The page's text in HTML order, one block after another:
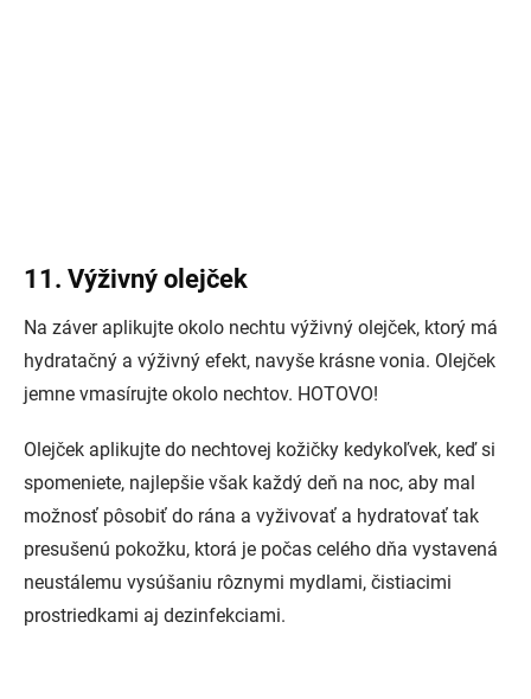
11. Výživný olejček
Na záver aplikujte okolo nechtu výživný olejček, ktorý má
hydratačný a výživný efekt, navyše krásne vonia. Olejček
jemne vmasírujte okolo nechtov. HOTOVO!
Olejček aplikujte do nechtovej kožičky kedykoľvek, keď si
spomeniete, najlepšie však každý deň na noc, aby mal
možnosť pôsobiť do rána a vyživovať a hydratovať tak
presušenú pokožku, ktorá je počas celého dňa vystavená
neustálemu vysúšaniu rôznymi mydlami, čistiacimi
prostriedkami aj dezinfekciami.